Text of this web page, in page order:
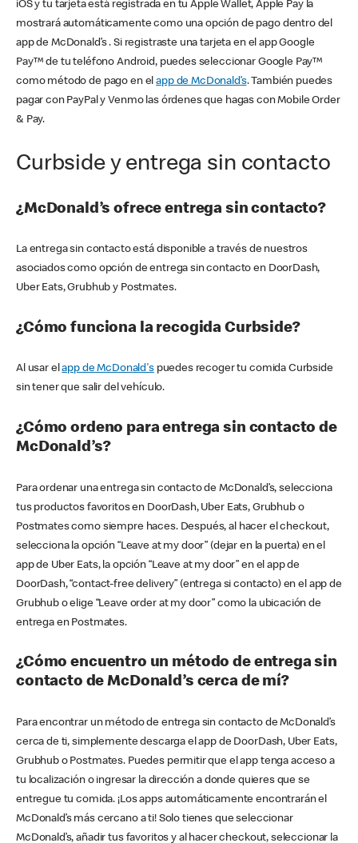
iOS y tu tarjeta está registrada en tu Apple Wallet, Apple Pay la
mostrará automáticamente como una opción de pago dentro del
app de McDonald’s . Si registraste una tarjeta en el app Google
Pay™ de tu teléfono Android, puedes seleccionar Google Pay™
como método de pago en elapp de McDonald’s. También puedes
pagar con PayPal y Venmo las órdenes que hagas con Mobile Order
& Pay.
Curbside y entrega sin contacto
¿McDonald’s ofrece entrega sin contacto?
La entrega sin contacto está disponible a través de nuestros
asociados como opción de entrega sin contacto en DoorDash,
Uber Eats, Grubhub y Postmates.
¿Cómo funciona la recogida Curbside?
Al usar elapp de McDonald'spuedes recoger tu comida Curbside
sin tener que salir del vehículo.
¿Cómo ordeno para entrega sin contacto de
McDonald’s?
Para ordenar una entrega sin contacto de McDonald’s, selecciona
tus productos favoritos en DoorDash, Uber Eats, Grubhub o
Postmates como siempre haces. Después, al hacer el checkout,
selecciona la opción “Leave at my door” (dejar en la puerta) en el
app de Uber Eats, la opción “Leave at my door” en el app de
DoorDash, “contact-free delivery” (entrega si contacto) en el app de
Grubhub o elige “Leave order at my door” como la ubicación de
entrega en Postmates.
¿Cómo encuentro un método de entrega sin
contacto de McDonald’s cerca de mí?
Para encontrar un método de entrega sin contacto de McDonald’s
cerca de ti, simplemente descarga el app de DoorDash, Uber Eats,
Grubhub o Postmates. Puedes permitir que el app tenga acceso a
tu localización o ingresar la dirección a donde quieres que se
entregue tu comida. ¡Los apps automáticamente encontrarán el
McDonald’s más cercano a ti! Solo tienes que seleccionar
McDonald’s, añadir tus favoritos y al hacer checkout, seleccionar la